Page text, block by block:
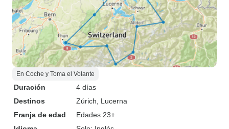
En Coche y Toma el Volante
Duración
4 días
Destinos
Zúrich , Lucerna
Franja de edad
Edades 23+